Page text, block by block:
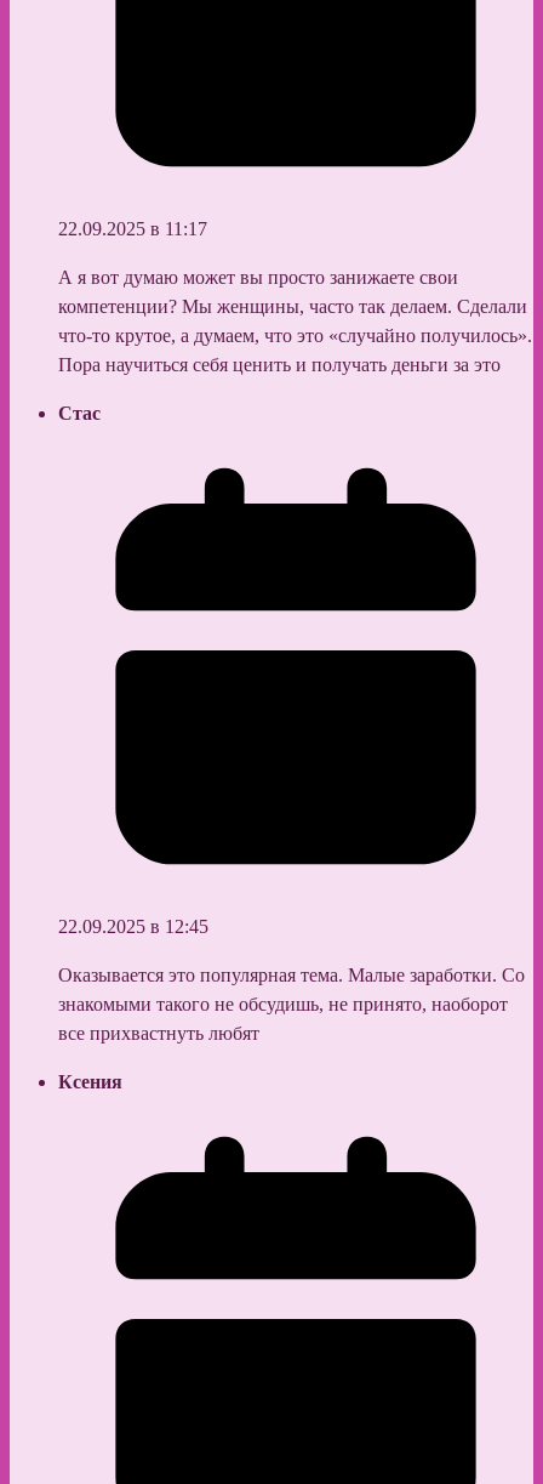
22.09.2025 в 11:17
А я вот думаю может вы просто занижаете свои
компетенции? Мы женщины, часто так делаем. Сделали
что-то крутое, а думаем, что это «случайно получилось».
Пора научиться себя ценить и получать деньги за это
Стас
22.09.2025 в 12:45
Оказывается это популярная тема. Малые заработки. Со
знакомыми такого не обсудишь, не принято, наоборот
все прихвастнуть любят
Ксения